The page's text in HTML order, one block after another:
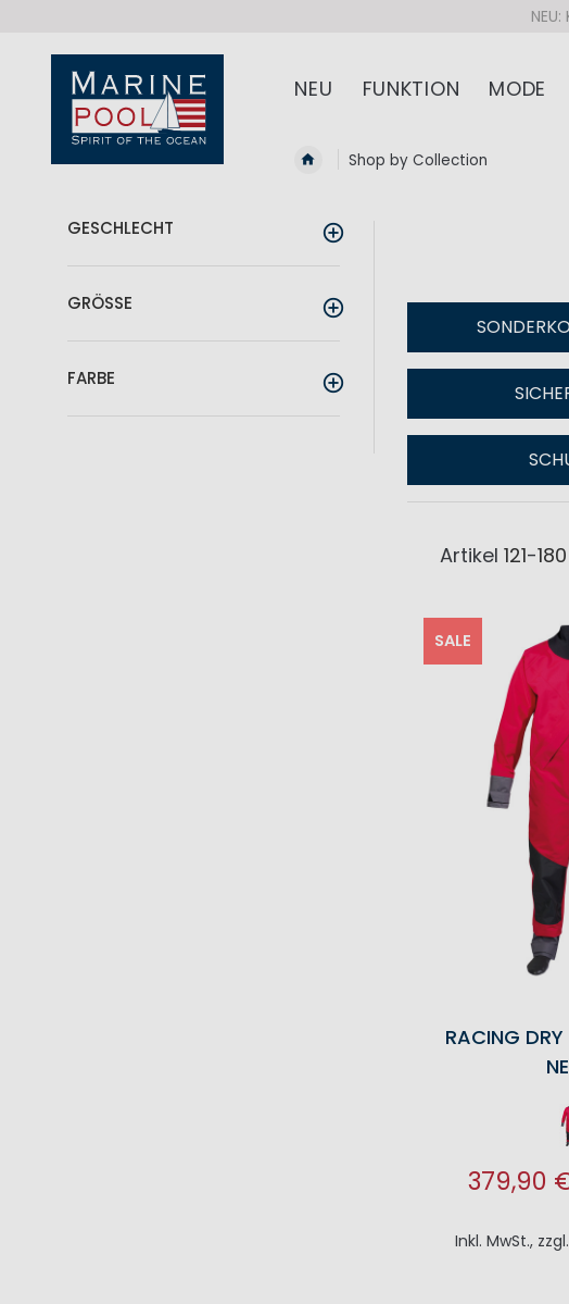
NEU FUNKTION MODE
Shop by Collection
Artikel 121-180
SALE
RACING DRY
379,90
Inkl. MwSt.,
IN DEN
GESCHLECHT
GRÖSSE
FARBE